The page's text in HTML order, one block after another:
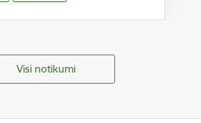
Visi notikumi